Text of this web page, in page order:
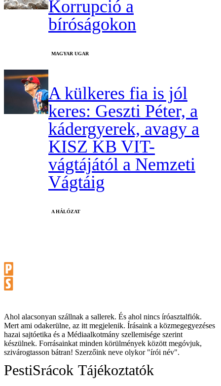
Korrupció a
bíróságokon
MAGYAR UGAR
A külkeres fia is jól
keres: Geszti Péter, a
kádergyerek, avagy a
KISZ KB VIT-
vágtájától a Nemzeti
Vágtáig
A HÁLÓZAT
Ahol alacsonyan szállnak a sallerek. És ahol nincs íróasztalfiók.
Mert ami odakerülne, az itt megjelenik. Írásaink a közmegegyezéses
hazai sajtóetika és a Médiaalkotmány szellemisége szerint
készülnek. Forrásainkat minden körülmények között megóvjuk,
szivárogtasson bátran! Szerzőink neve olykor "írói név".
PestiSrácok Tájékoztatók